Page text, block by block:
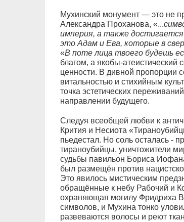
Мухинский монумент — это не
Александра Проханова, «...
империя, а также
это Адам и Ева, которые в
«В поте лица твоего будешь
благом, а якобы-атеистический
ценности. В дивной пропорции
витальностью и стихийным
точка эстетических
направлении будущего.
Следуя всеобщей любви к
Крития и Несиота
пьедестал. Но соль осталась -
тираноубийцы, уничтожители
судьбы павильон Бориса
был размещён против
Это явилось мистическим
обращённые к небу Рабочий и
охраняющая могилу Фридриха
символов, и Мухина тонко
развеваются волосы и реют